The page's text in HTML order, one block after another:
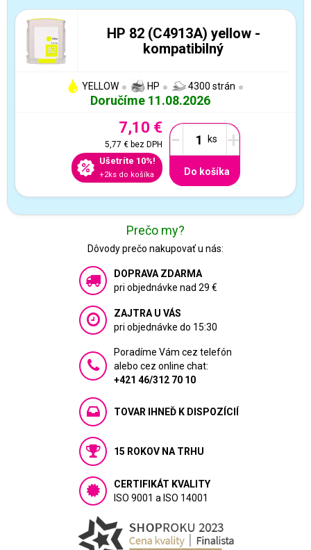
HP 82 (C4913A) yellow -
kompatibilný
YELLOW HP 4300 strán
Doručíme 11.08.2026
7,10 €
5,77 €bez DPH
Ušetríte 10%!
+2ks do košíka
- +
Do košíka
Prečo my?
Dôvody prečo nakupovať u nás:
DOPRAVA ZDARMA
pri objednávke nad 29 €
ZAJTRA U VÁS
pri objednávke do 15:30
Poradíme Vám cez telefón
alebo cez online chat:
+421 46/312 70 10
TOVAR IHNEĎ K DISPOZÍCIÍ
15 ROKOV NA TRHU
CERTIFIKÁT KVALITY
ISO 9001 a ISO 14001